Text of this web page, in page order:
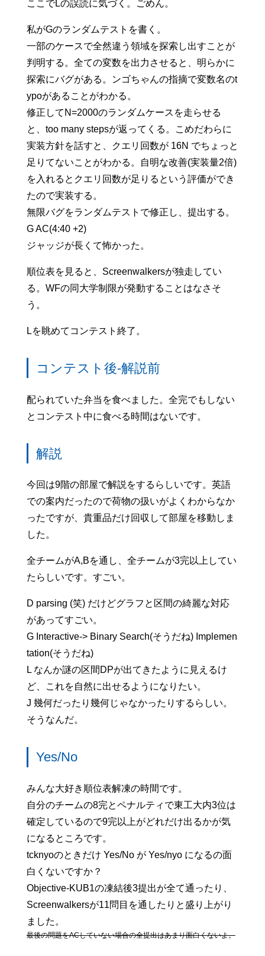
ここでLの誤読に気づく。ごめん。
私がGのランダムテストを書く。
一部のケースで全然違う領域を探索し出すことが
判明する。全ての変数を出力させると、明らかに
探索にバグがある。ンゴちゃんの指摘で変数名のt
ypoがあることがわかる。
修正してN=2000のランダムケースを走らせる
と、too many stepsが返ってくる。こめだわらに
実装方針を話すと、クエリ回数が 16N でちょっと
足りてないことがわかる。自明な改善(実装量2倍)
を入れるとクエリ回数が足りるという評価ができ
たので実装する。
無限バグをランダムテストで修正し、提出する。
G AC(4:40 +2)
ジャッジが長くて怖かった。
順位表を見ると、Screenwalkersが独走してい
る。WFの同大学制限が発動することはなさそ
う。
Lを眺めてコンテスト終了。
コンテスト後-解説前
配られていた弁当を食べました。全完でもしない
とコンテスト中に食べる時間はないです。
解説
今回は9階の部屋で解説をするらしいです。英語
での案内だったので荷物の扱いがよくわからなか
ったですが、貴重品だけ回収して部屋を移動しま
した。
全チームがA,Bを通し、全チームが3完以上してい
たらしいです。すごい。
D parsing (笑) だけどグラフと区間の綺麗な対応
があってすごい。
G Interactive-> Binary Search(そうだね) Implemen
tation(そうだね)
L なんか謎の区間DPが出てきたように見えるけ
ど、これを自然に出せるようになりたい。
J 幾何だったり幾何じゃなかったりするらしい。
そうなんだ。
Yes/No
みんな大好き順位表解凍の時間です。
自分のチームの8完とペナルティで東工大内3位は
確定しているので9完以上がどれだけ出るかが気
になるところです。
tcknyoのときだけ Yes/No が Yes/nyo になるの面
白くないですか？
Objective-KUB1の凍結後3提出が全て通ったり、
Screenwalkersが11問目を通したりと盛り上がり
ました。
最後の問題をACしていない場合の全提出はあまり面白くないよ。